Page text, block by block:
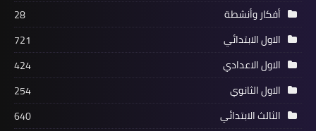
أفكار وأنشطة
28
الاول الابتدائي
721
الاول الاعدادي
424
الاول الثانوي
254
الثالث الابتدائي
640